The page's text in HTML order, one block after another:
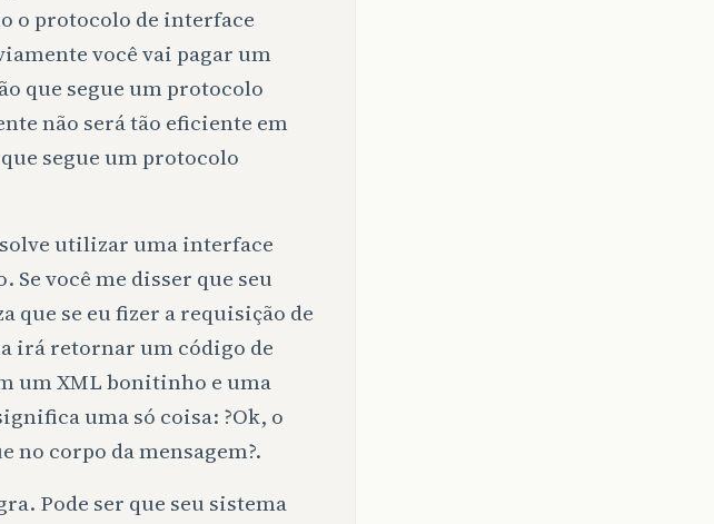
o protocolo de interface
você vai pagar um
que segue um protocolo
não será tão eficiente em
segue um protocolo
utilizar uma interface
você me disser que seu
que se eu fizer a requisição de
irá retornar um código de
um XML bonitinho e uma
uma só coisa: ?Ok, o
no corpo da mensagem?.
Pode ser que seu sistema